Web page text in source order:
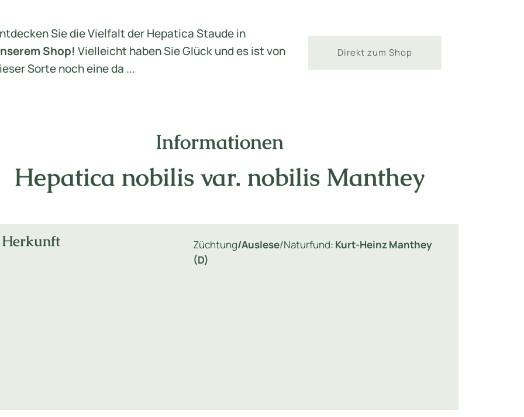
Sie die Vielfalt der Hepatica Staude in
Shop! Vielleicht haben Sie Glück und es ist von
Sorte noch eine da ...
Direkt zum Shop
Informationen
Hepatica nobilis var. nobilis Manthey
Herkunft Züchtung/Auslese/Naturfund: Kurt-Heinz Manthey
(D)